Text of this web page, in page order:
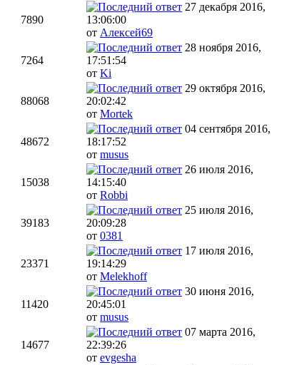
7890
27 декабря 2016,
13:06:00
от Алексей69
7264
28 ноября 2016,
17:51:54
от Ki
88068
29 октября 2016,
20:02:42
от Mortek
48672
04 сентября 2016,
18:17:52
от musus
15038
26 июля 2016,
14:15:40
от Robbi
39183
25 июля 2016,
20:09:28
от 0381
23371
17 июля 2016,
19:14:29
от Melekhoff
11420
30 июня 2016,
20:45:01
от musus
14677
07 марта 2016,
22:39:26
от evgesha